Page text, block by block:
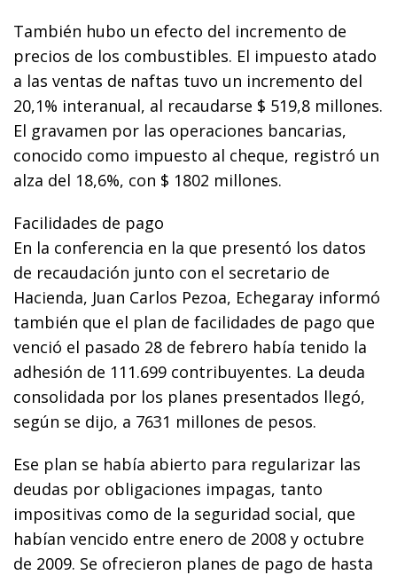
También hubo un efecto del incremento de
precios de los combustibles. El impuesto atado
a las ventas de naftas tuvo un incremento del
20,1% interanual, al recaudarse $ 519,8 millones.
El gravamen por las operaciones bancarias,
conocido como impuesto al cheque, registró un
alza del 18,6%, con $ 1802 millones.
Facilidades de pago
En la conferencia en la que presentó los datos
de recaudación junto con el secretario de
Hacienda, Juan Carlos Pezoa, Echegaray informó
también que el plan de facilidades de pago que
venció el pasado 28 de febrero había tenido la
adhesión de 111.699 contribuyentes. La deuda
consolidada por los planes presentados llegó,
según se dijo, a 7631 millones de pesos.
Ese plan se había abierto para regularizar las
deudas por obligaciones impagas, tanto
impositivas como de la seguridad social, que
habían vencido entre enero de 2008 y octubre
de 2009. Se ofrecieron planes de pago de hasta